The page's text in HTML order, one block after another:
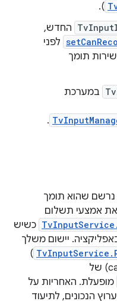
).
החדש,
לפני
תומך
במערכת
.
נרשם שהוא תומך
אמצעי תשלום
כשיש
יישום משלך
)
מופעלת. האחריות על
הנכונים, לתיעוד